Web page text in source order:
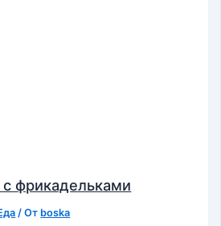
фрикадельками
/ От boska